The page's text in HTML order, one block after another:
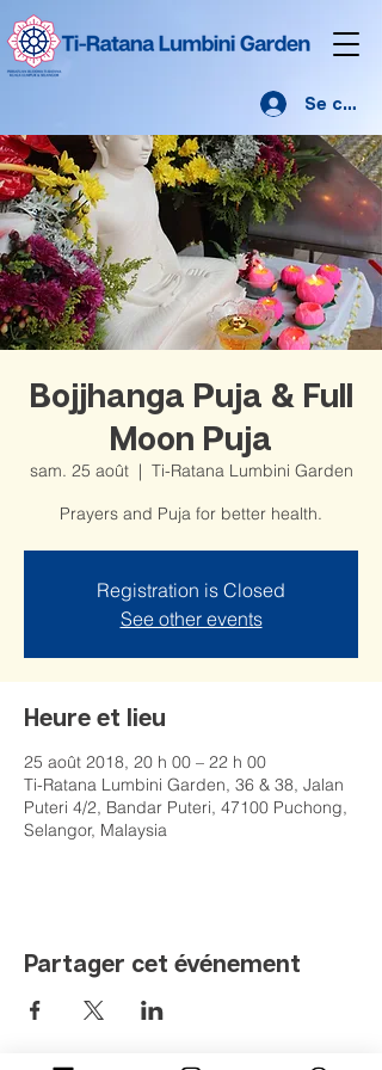
Se
Bojjhanga Puja & Full
Moon Puja
sam. 25 août
  |
Ti-Ratana Lumbini Garden
Prayers and Puja for better health.
Registration is Closed
See other events
Heure et lieu
25 août 2018, 20 h 00 – 22 h 00
Ti-Ratana Lumbini Garden, 36 & 38, Jalan
Puteri 4/2, Bandar Puteri, 47100 Puchong,
Selangor, Malaysia
Partager cet événement